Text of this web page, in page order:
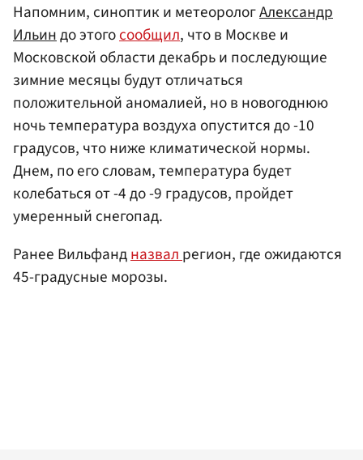
Напомним, синоптик и метеорологАлександр
Ильиндо этогосообщил, что в Москве и
Московской области декабрь и последующие
зимние месяцы будут отличаться
положительной аномалией, но в новогоднюю
ночь температура воздуха опустится до -10
градусов, что ниже климатической нормы.
Днем, по его словам, температура будет
колебаться от -4 до -9 градусов, пройдет
умеренный снегопад.
Ранее Вильфандназвалрегион, где ожидаются
45-градусные морозы.